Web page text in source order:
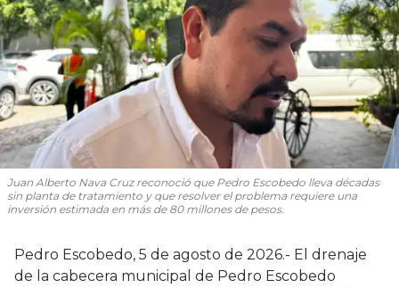
Juan Alberto Nava Cruz reconoció que Pedro Escobedo lleva décadas
sin planta de tratamiento y que resolver el problema requiere una
inversión estimada en más de 80 millones de pesos.
Pedro Escobedo, 5 de agosto de 2026.- El drenaje
de la cabecera municipal de Pedro Escobedo